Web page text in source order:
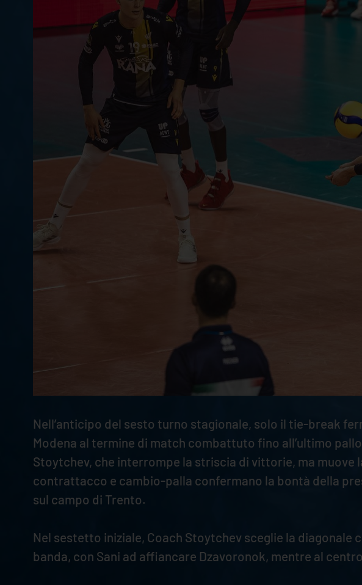
Nell’anticipo del sesto turno stagionale, solo il tie-break
Modena al termine di match combattuto fino all’ultimo
Stoytchev, che interrompe la striscia di vittorie, ma
contrattacco e cambio-palla confermano la bontà della
sul campo di Trento.
Nel sestetto iniziale, Coach Stoytchev sceglie la
banda, con Sani ad affiancare Dzavoronok, mentre al